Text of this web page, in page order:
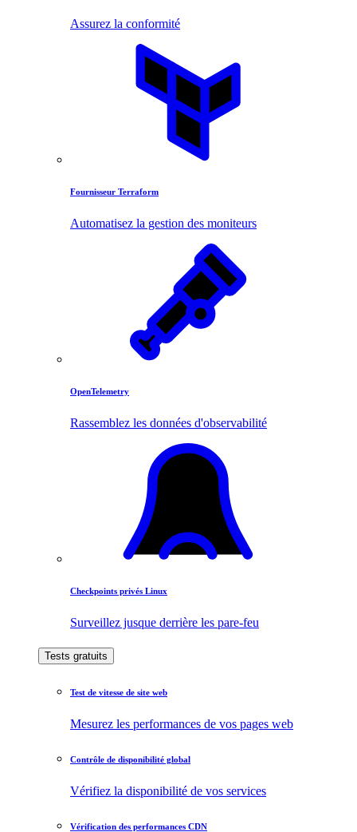
Assurez la conformité
Fournisseur Terraform
Automatisez la gestion des moniteurs
OpenTelemetry
Rassemblez les données d'observabilité
Checkpoints privés Linux
Surveillez jusque derrière les pare-feu
Tests gratuits
Test de vitesse de site web
Mesurez les performances de vos pages web
Contrôle de disponibilité global
Vérifiez la disponibilité de vos services
Vérification des performances CDN